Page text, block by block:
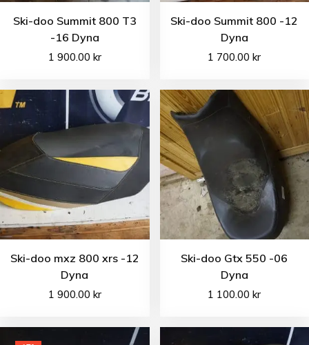
Ski-doo Summit 800 T3
-16 Dyna
1 900.00 kr
Ski-doo Summit 800 -12
Dyna
1 700.00kr
Ski-doo mxz 800 xrs -12
Dyna
1 900.00 kr
Ski-doo Gtx 550 -06
Dyna
1 100.00kr